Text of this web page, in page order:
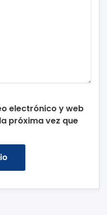
electrónico y web
próxima vez que